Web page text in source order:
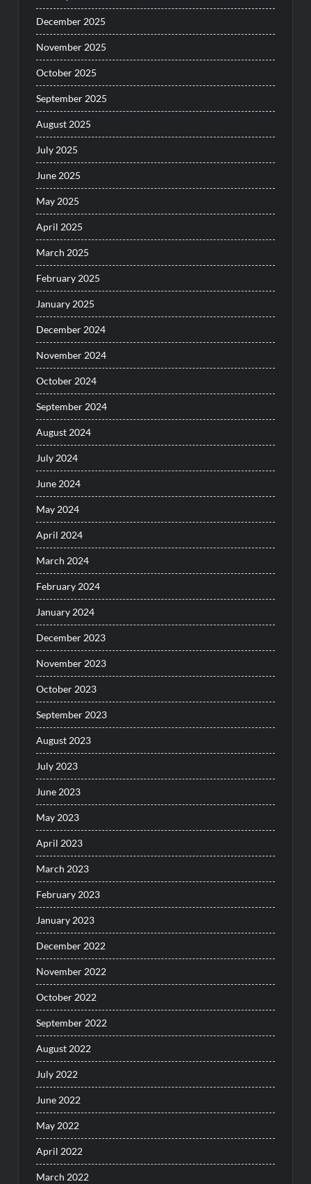
December 2025
November 2025
October 2025
September 2025
August 2025
July 2025
June 2025
May 2025
April 2025
March 2025
February 2025
January 2025
December 2024
November 2024
October 2024
September 2024
August 2024
July 2024
June 2024
May 2024
April 2024
March 2024
February 2024
January 2024
December 2023
November 2023
October 2023
September 2023
August 2023
July 2023
June 2023
May 2023
April 2023
March 2023
February 2023
January 2023
December 2022
November 2022
October 2022
September 2022
August 2022
July 2022
June 2022
May 2022
April 2022
March 2022